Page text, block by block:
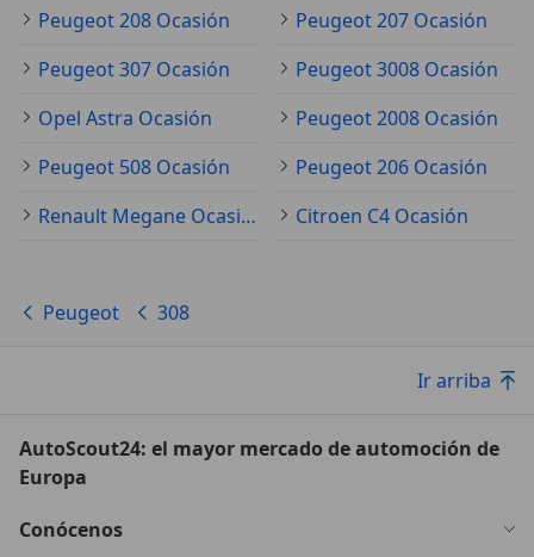
Peugeot 208 Ocasión
Peugeot 207 Ocasión
Peugeot 307 Ocasión
Peugeot 3008 Ocasión
Opel Astra Ocasión
Peugeot 2008 Ocasión
Peugeot 508 Ocasión
Peugeot 206 Ocasión
Renault Megane Ocasión
Citroen C4 Ocasión
Peugeot 308
Ir arriba
AutoScout24: el mayor mercado de automoción de
Europa
Conócenos